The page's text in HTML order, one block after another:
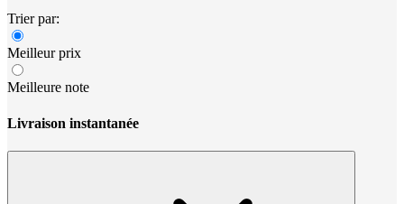
Trier par:
Meilleur prix
Meilleure note
Livraison instantanée